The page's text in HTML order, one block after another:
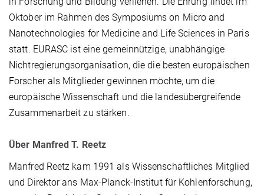
Oktober im Rahmen des Symposiums on Micro and
Nanotechnologies for Medicine and Life Sciences in Paris
statt. EURASC ist eine gemeinnützige, unabhängige
Nichtregierungsorganisation, die die besten europäischen
Forscher als Mitglieder gewinnen möchte, um die
europäische Wissenschaft und die landesübergreifende
Zusammenarbeit zu stärken.
Über Manfred T. Reetz
Manfred Reetz kam 1991 als Wissenschaftliches Mitglied
und Direktor ans Max-Planck-Institut für Kohlenforschung,